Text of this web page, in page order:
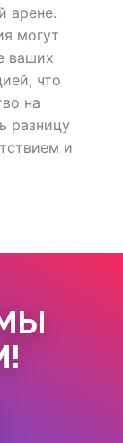
арене.
могут
ваших
что
на
разницу
и